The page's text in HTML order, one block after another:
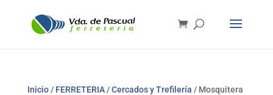
Inicio/ FERRETERIA/Cercados y Trefilería / Mosquitera